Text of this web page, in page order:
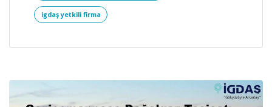
igdaş yetkili firma